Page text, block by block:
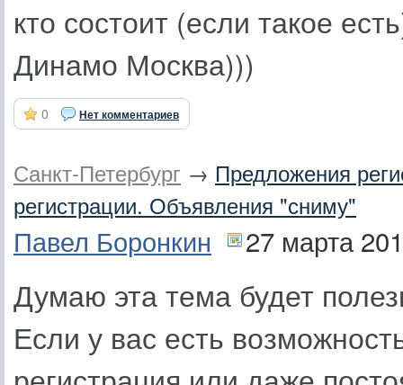
кто состоит (если такое
Динамо Москва)))
0 Нет комментариев
Санкт-Петербург → Предложения
регистрации. Объявления "сниму"
Павел Боронкин 27 марта
Думаю эта тема будет
Если у вас есть